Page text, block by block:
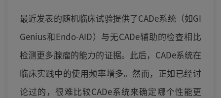
最近发表的随机临床试验提供了CADe系统（如GI
Genius和Endo-AID）与无CADe辅助的检查相比
检测更多腺瘤的能力的证据。此后，CADe系统在
临床实践中的使用频率增多。然而，正如已经讨
论过的，很难比较CADe系统来确定哪个性能更